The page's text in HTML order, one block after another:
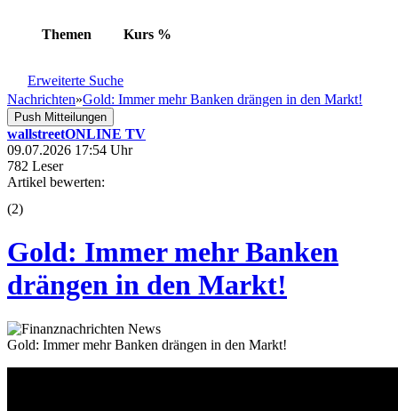
Themen Kurs %
Erweiterte Suche
Nachrichten»Gold: Immer mehr Banken drängen in den Markt!
Push Mitteilungen
wallstreetONLINE TV
09.07.2026 17:54 Uhr
782 Leser
Artikel bewerten:
(2)
Gold: Immer mehr Banken
drängen in den Markt!
Gold: Immer mehr Banken drängen in den Markt!